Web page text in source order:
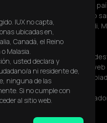
requisitos legales de su
o jurisdicciones bajo
Haití, Irán, Libia, Mali,
sus subsidiarias no están
información en este sitio
web solo puede ser
asociaciones con
IUX no capta,
ubicadas en,
Canadá, el Reino
Malasia.
usted declara y
a ni residente de,
ninguna de las
Si no cumple con
al sitio web.